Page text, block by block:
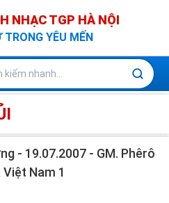
NHẠC TGP HÀ NỘI
TRONG YÊU MẾN
- 19.07.2007 - GM. Phêrô
Nam 1